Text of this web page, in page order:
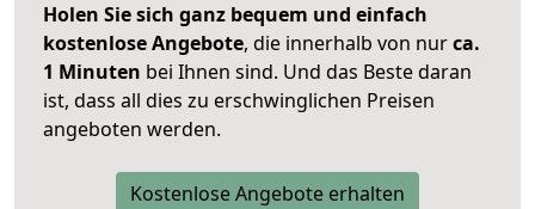
Holen Sie sich ganz bequem und einfach
kostenlose Angebote, die innerhalb von nurca.
1 Minuten bei Ihnen sind. Und das Beste daran
ist, dass all dies zu erschwinglichen Preisen
angeboten werden.
Kostenlose Angebote erhalten